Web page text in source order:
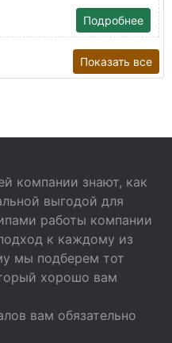
Подробнее
Показать все
компании знают, как
выгодой для
работы компании
к каждому из
мы подберем тот
хорошо вам
вам обязательно